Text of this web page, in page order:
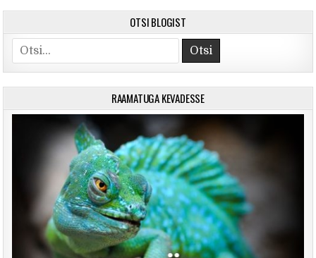
OTSI BLOGIST
Search for:
RAAMATUGA KEVADESSE